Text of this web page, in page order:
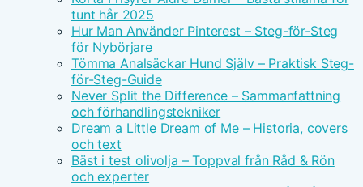
tunt hår 2025
Hur Man Använder Pinterest – Steg-för-Steg
för Nybörjare
Tömma Analsäckar Hund Själv – Praktisk Steg-
för-Steg-Guide
Never Split the Difference – Sammanfattning
och förhandlingstekniker
Dream a Little Dream of Me – Historia, covers
och text
Bäst i test olivolja – Toppval från Råd & Rön
och experter